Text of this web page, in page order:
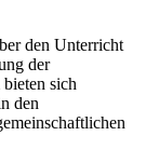
den Unterricht
der
sich
den